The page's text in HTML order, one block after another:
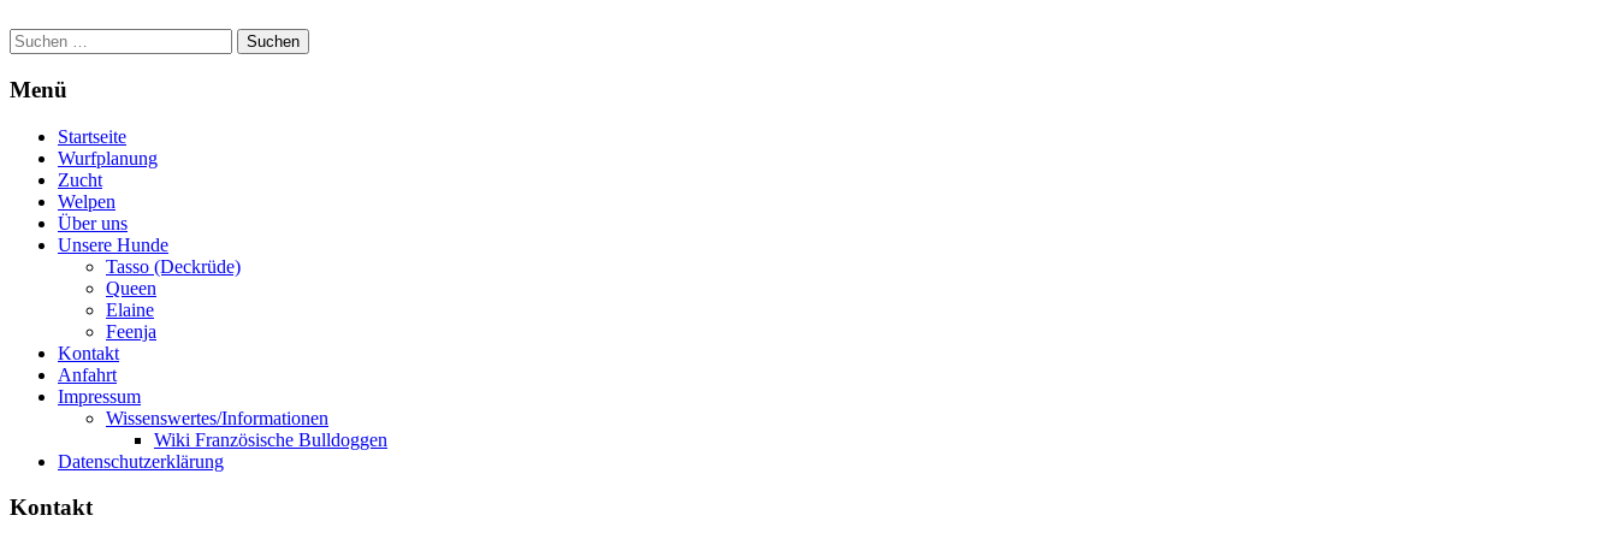
Suchen
nach:
Menü
Startseite
Wurfplanung
Zucht
Welpen
Über uns
Unsere Hunde
Tasso (Deckrüde)
Queen
Elaine
Feenja
Kontakt
Anfahrt
Impressum
Wissenswertes/Informationen
Wiki Französische Bulldoggen
Datenschutzerklärung
Kontakt